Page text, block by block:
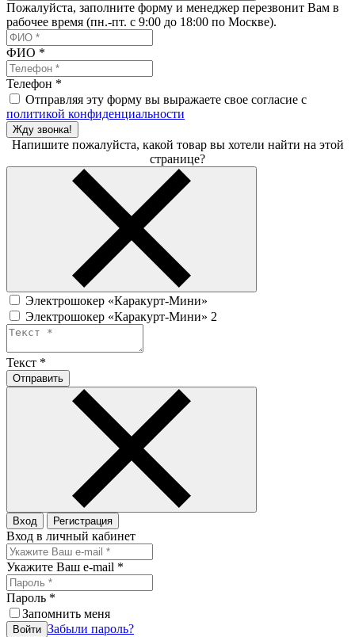
Пожалуйста, заполните форму и менеджер перезвонит Вам в
рабочее время (пн.-пт. с 9:00 до 18:00 по Москве).
ФИО *
Телефон *
Отправляя эту форму вы выражаете свое согласие с
политикой конфиденциальности
Жду звонка!
Напишите пожалуйста, какой товар вы хотели найти на этой
странице?
Электрошокер «Каракурт-Мини»
Электрошокер «Каракурт-Мини» 2
Текст *
Отправить
Вход Регистрация
Вход в личный кабинет
Укажите Ваш e-mail *
Пароль *
Запомнить меня
Войти Забыли пароль?